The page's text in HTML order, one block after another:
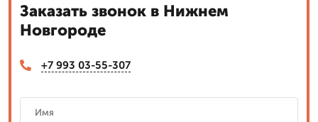
Заказать звонок в Нижнем
Новгороде
+7 993 03-55-307